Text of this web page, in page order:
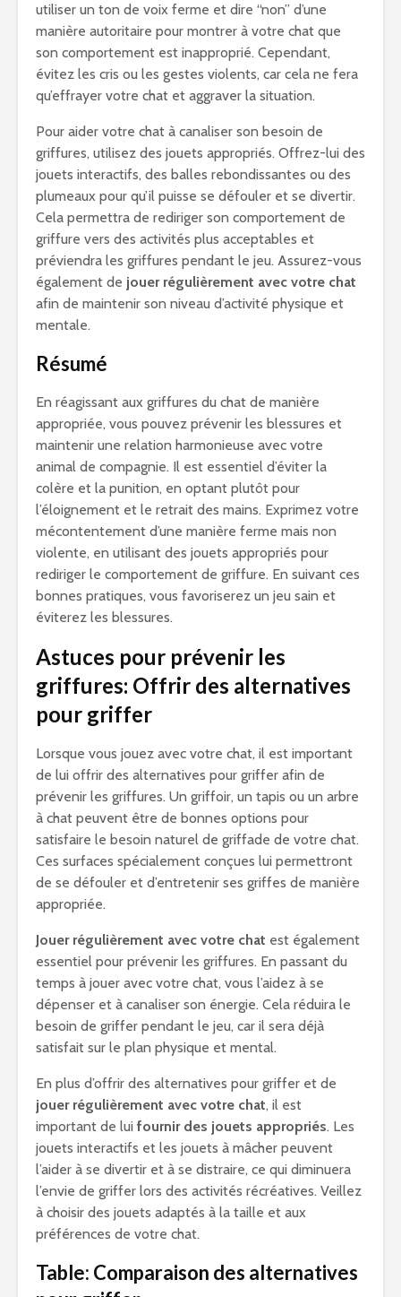
utiliser un ton de voix ferme et dire “non” d’une
manière autoritaire pour montrer à votre chat que
son comportement est inapproprié. Cependant,
évitez les cris ou les gestes violents, car cela ne fera
qu’effrayer votre chat et aggraver la situation.
Pour aider votre chat à canaliser son besoin de
griffures, utilisez des jouets appropriés. Offrez-lui des
jouets interactifs, des balles rebondissantes ou des
plumeaux pour qu’il puisse se défouler et se divertir.
Cela permettra de rediriger son comportement de
griffure vers des activités plus acceptables et
préviendra les griffures pendant le jeu. Assurez-vous
également de jouer régulièrement avec votre chat
afin de maintenir son niveau d’activité physique et
mentale.
Résumé
En réagissant aux griffures du chat de manière
appropriée, vous pouvez prévenir les blessures et
maintenir une relation harmonieuse avec votre
animal de compagnie. Il est essentiel d’éviter la
colère et la punition, en optant plutôt pour
l’éloignement et le retrait des mains. Exprimez votre
mécontentement d’une manière ferme mais non
violente, en utilisant des jouets appropriés pour
rediriger le comportement de griffure. En suivant ces
bonnes pratiques, vous favoriserez un jeu sain et
éviterez les blessures.
Astuces pour prévenir les
griffures: Offrir des alternatives
pour griffer
Lorsque vous jouez avec votre chat, il est important
de lui offrir des alternatives pour griffer afin de
prévenir les griffures. Un griffoir, un tapis ou un arbre
à chat peuvent être de bonnes options pour
satisfaire le besoin naturel de griffade de votre chat.
Ces surfaces spécialement conçues lui permettront
de se défouler et d’entretenir ses griffes de manière
appropriée.
Jouer régulièrement avec votre chat est également
essentiel pour prévenir les griffures. En passant du
temps à jouer avec votre chat, vous l’aidez à se
dépenser et à canaliser son énergie. Cela réduira le
besoin de griffer pendant le jeu, car il sera déjà
satisfait sur le plan physique et mental.
En plus d’offrir des alternatives pour griffer et de
jouer régulièrement avec votre chat, il est
important de lui fournir des jouets appropriés. Les
jouets interactifs et les jouets à mâcher peuvent
l’aider à se divertir et à se distraire, ce qui diminuera
l’envie de griffer lors des activités récréatives. Veillez
à choisir des jouets adaptés à la taille et aux
préférences de votre chat.
Table: Comparaison des alternatives